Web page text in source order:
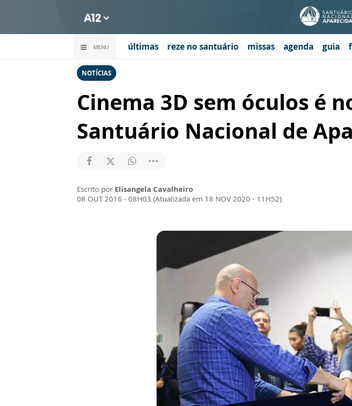
MENU últimas reze no santuário missas agenda guia
NOTÍCIAS
Cinema 3D sem óculos é
Santuário Nacional de
Escrito por Elisangela Cavalheiro
08 OUT 2016 - 08H03 (Atualizada em 18 NOV 2020 - 11H52)